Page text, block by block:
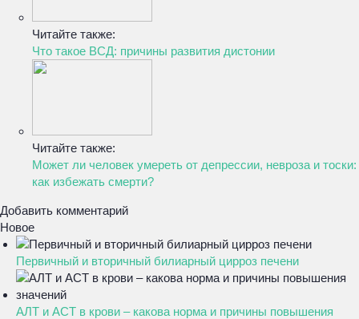
Читайте также:
Что такое ВСД: причины развития дистонии
Читайте также:
Может ли человек умереть от депрессии, невроза и тоски:
как избежать смерти?
Добавить комментарий
Новое
Первичный и вторичный билиарный цирроз печени
АЛТ и АСТ в крови – какова норма и причины повышения